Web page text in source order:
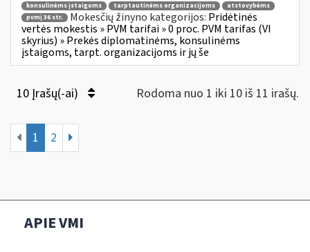
konsulinėms įstaigoms
tarptautinėms organizacijoms
atstovybėms
pvmį 36 str.
Mokesčių žinyno kategorijos: Pridėtinės
vertės mokestis » PVM tarifai » 0 proc. PVM tarifas (VI
skyrius) » Prekės diplomatinėms, konsulinėms
įstaigoms, tarpt. organizacijoms ir jų še
10 Įrašų(-ai) Rodoma nuo 1 iki 10 iš 11 irašų.
1 2
APIE VMI